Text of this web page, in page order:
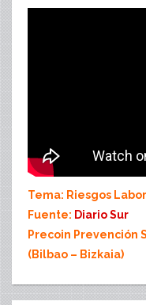
Tema: Riesgos
Fuente: Diario Sur
Precoin Prevención
(Bilbao – Bizkaia)